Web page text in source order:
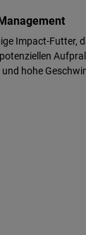
Impact-Futter,
hohe